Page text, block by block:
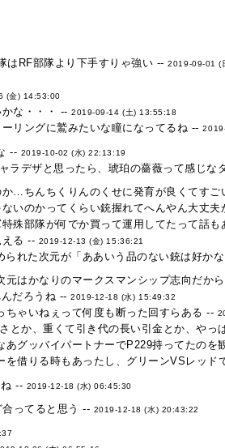
はRF部隊より下手すりゃ強い --2019-09-01 (
(金) 14:53:00
かな・・・ --2019-09-14 (土) 13:55:18
リングに鷲みたいな瞳になってるね --
-- 2019-10-02 (水) 22:13:19
ラデザと思ったら、琥珀の薔薇って感じな
…ちんちくりんのくせに発育が良くてすご
いのかってくらい銃握れてへんやん大丈夫
殊部隊が何でか買って運用してたって話
える -- 2019-12-13 (金) 15:36:21
られた次元が「ああいう品のない銃は好
はかなりのマークスマンシップ志向だか
んだろうね --2019-12-18 (水) 15:49:32
ゃいねぇって何度も断った回すらある --
とか、重くて引き代の長い引金とか、や
グッバイパートナーでP229持ってたのを
借りる時もあったし、グリーンVSレッ
-- 2019-12-18 (水) 06:45:30
ってると思う -- 2019-12-18 (水) 20:43:22